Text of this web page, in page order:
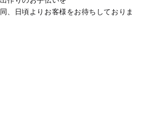
、日頃よりお客様をお待ちしておりま